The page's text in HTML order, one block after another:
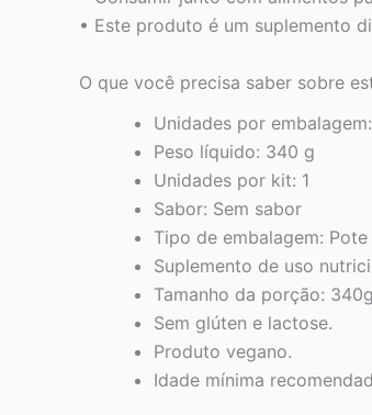
• Este produto é um suplemento
O que você precisa saber sobre
Unidades por
Peso líquido: 340 g
Unidades por kit: 1
Sabor: Sem sabor
Tipo de embalagem: Pote
Suplemento de uso
Tamanho da porção:
Sem glúten e lactose.
Produto vegano.
Idade mínima